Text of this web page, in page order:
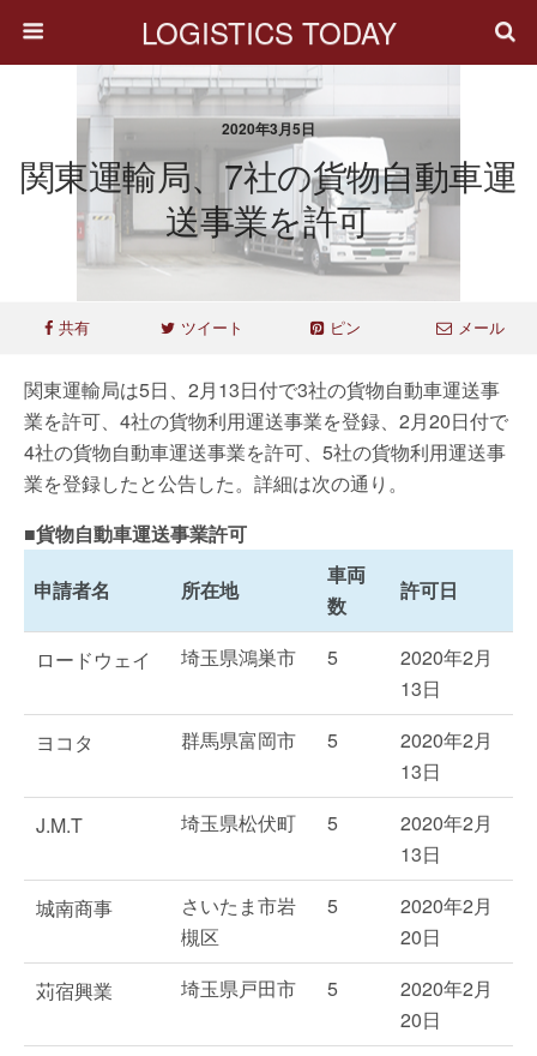
LOGISTICS TODAY
2020年3月5日
関東運輸局、7社の貨物自動車運
送事業を許可
共有 ツイート ピン メール
関東運輸局は5日、2月13日付で3社の貨物自動車運送事
業を許可、4社の貨物利用運送事業を登録、2月20日付で
4社の貨物自動車運送事業を許可、5社の貨物利用運送事
業を登録したと公告した。詳細は次の通り。
■貨物自動車運送事業許可
申請者名 所在地
車両
数
許可日
ロードウェイ 埼玉県鴻巣市 5
2020年2月
13日
ヨコタ
群馬県富岡市 5
2020年2月
13日
J.M.T
埼玉県松伏町 5
2020年2月
13日
城南商事
さいたま市岩
槻区
5
2020年2月
20日
苅宿興業
埼玉県戸田市 5
2020年2月
20日